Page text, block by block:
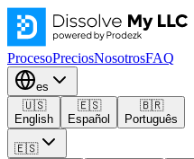
ProcesoPreciosNosotrosFAQ
es
🇺🇸
English
🇪🇸
Español
🇧🇷
Português
🇪🇸